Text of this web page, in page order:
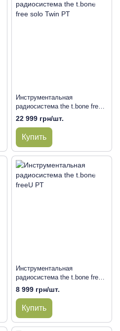
Инструментальная
радиосистема the t.bone free
solo Twin PT
22 999 грн/шт.
Купить
Инструментальная
радиосистема the t.bone freeU
PT
8 999 грн/шт.
Купить